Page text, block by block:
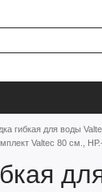
гибкая для воды
Valtec 80 см.,